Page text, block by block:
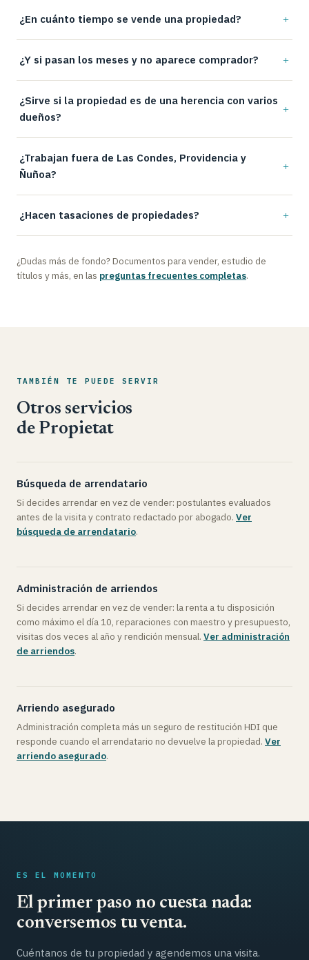
¿En cuánto tiempo se vende una propiedad?
¿Y si pasan los meses y no aparece comprador?
¿Sirve si la propiedad es de una herencia con varios
dueños?
¿Trabajan fuera de Las Condes, Providencia y
Ñuñoa?
¿Hacen tasaciones de propiedades?
¿Dudas más de fondo? Documentos para vender, estudio de
títulos y más, en las preguntas frecuentes completas.
TAMBIÉN TE PUEDE SERVIR
Otros servicios
de Propietat
Búsqueda de arrendatario
Si decides arrendar en vez de vender: postulantes evaluados
antes de la visita y contrato redactado por abogado. Ver
búsqueda de arrendatario.
Administración de arriendos
Si decides arrendar en vez de vender: la renta a tu disposición
como máximo el día 10, reparaciones con maestro y presupuesto,
visitas dos veces al año y rendición mensual. Ver administración
de arriendos.
Arriendo asegurado
Administración completa más un seguro de restitución HDI que
responde cuando el arrendatario no devuelve la propiedad. Ver
arriendo asegurado.
ES EL MOMENTO
El primer paso no cuesta nada:
conversemos tu venta.
Cuéntanos de tu propiedad y agendemos una visita.